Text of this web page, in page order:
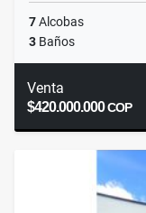
7Alcobas
3 Baños
Venta
$420.000.000COP